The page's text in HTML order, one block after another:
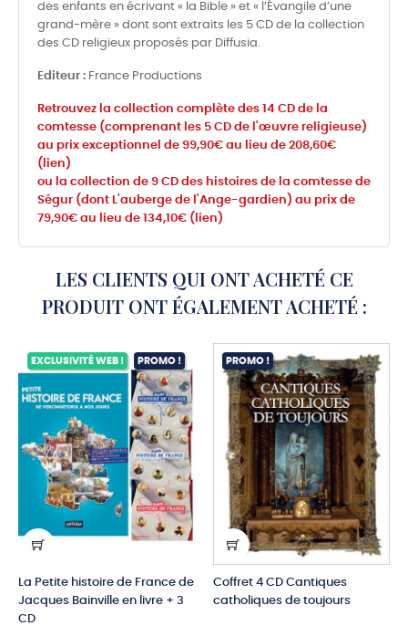
des enfants en écrivant « la Bible » et « l’Évangile d’une
grand-mère » dont sont extraits les 5 CD de la collection
des CD religieux proposés par Diffusia.
Editeur : France Productions
Retrouvez la collection complète des 14 CD de la
comtesse (comprenant les 5 CD de l'œuvre religieuse)
au prix exceptionnel de 99,90€ au lieu de 208,60€
(lien)
ou la collection de 9 CD des histoires de la comtesse de
Ségur (dont L'auberge de l'Ange-gardien) au prix de
79,90€ au lieu de 134,10€ (lien)
LES CLIENTS QUI ONT ACHETÉ CE
PRODUIT ONT ÉGALEMENT ACHETÉ :
EXCLUSIVITÉ WEB ! PROMO !
La Petite histoire de France de
Jacques Bainville en livre + 3
CD
PROMO !
Coffret 4 CD Cantiques
catholiques de toujours